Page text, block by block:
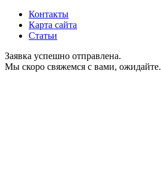
Контакты
Карта сайта
Статьи
Заявка успешно отправлена.
Мы скоро свяжемся с вами, ожидайте.